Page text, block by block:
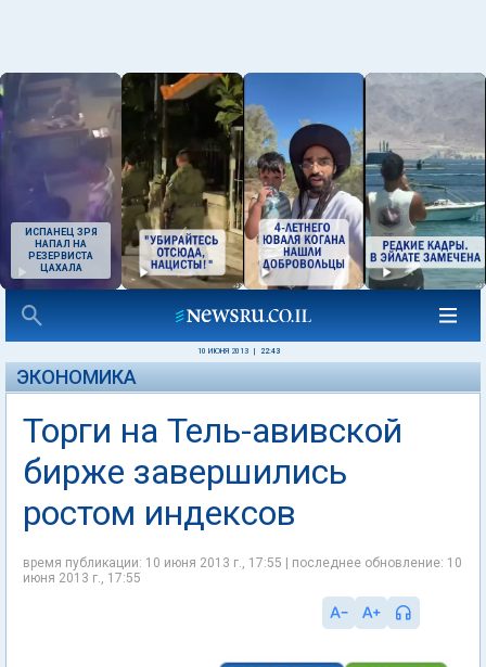
ИСПАНЕЦ ЗРЯ
НАПАЛ НА
РЕЗЕРВИСТА
ЦАХАЛА
10 ИЮНЯ 2013 22:43
ЭКОНОМИКА
Торги на Тель-авивской
бирже завершились
ростом индексов
время публикации: 10 июня 2013 г., 17:55 | последнее обновление: 10
июня 2013 г., 17:55